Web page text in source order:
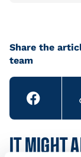
Share the
team
IT MIGHT